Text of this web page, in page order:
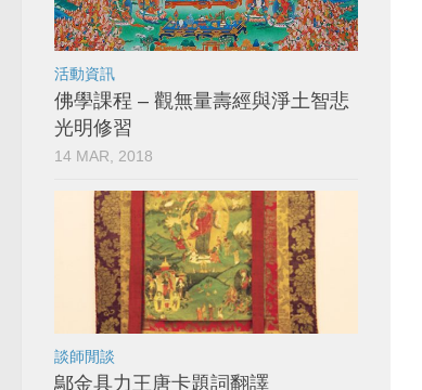
活動資訊
佛學課程 – 觀無量壽經與淨土智悲
光明修習
14 MAR, 2018
談師閒談
鄔金具力王唐卡題詞翻譯